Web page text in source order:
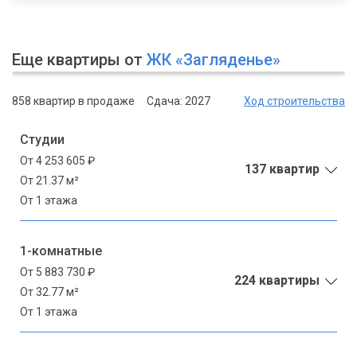
Еще квартиры от ЖК «Загляденье»
858 квартир в продаже Сдача: 2027 Ход строительства
Студии
От 4 253 605 ₽
От 21.37 м²
От 1 этажа
137 квартир
1-комнатные
От 5 883 730 ₽
От 32.77 м²
От 1 этажа
224 квартиры